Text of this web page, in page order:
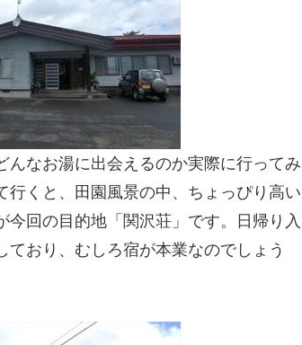
なお湯に出会えるのか実際に行ってみ
行くと、田園風景の中、ちょっぴり高い
回の目的地「関沢荘」です。日帰り入
おり、むしろ宿が本業なのでしょう